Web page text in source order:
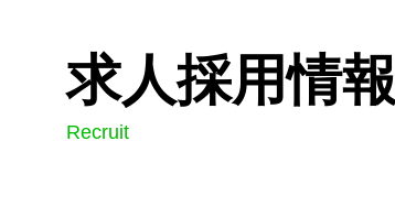
求人採用情報
Recruit